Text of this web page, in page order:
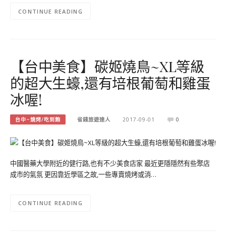
CONTINUE READING
【台中美食】碳姬燒鳥~XL等級
的超大生蠔,還有培根葡萄和雞蛋
冰喔!
台中~燒烤/吃到飽 省錢旅遊達人 2017-09-01 0
中國醫藥大學附近的健行路,也有不少美食店家 最近更隱隱然有些聚店
成市的氣氛 更因靠近學區之故,一些專賣燒烤或消…
CONTINUE READING